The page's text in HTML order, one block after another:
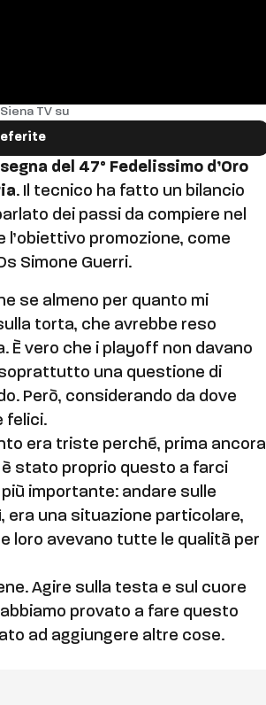
TV su
del 47° Fedelissimo d’Oro
. Il tecnico ha fatto un bilancio
dei passi da compiere nel
promozione, come
Simone Guerri.
se almeno per quanto mi
torta, che avrebbe reso
È vero che i playoff non davano
una questione di
Però, considerando da dove
felici.
era triste perché, prima ancora
stato proprio questo a farci
importante: andare sulle
era una situazione particolare,
loro avevano tutte le qualità per
Agire sulla testa e sul cuore
provato a fare questo
ad aggiungere altre cose.